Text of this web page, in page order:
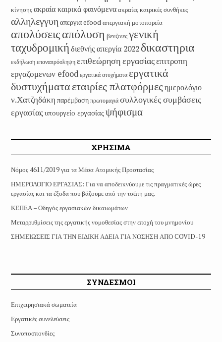
κίνησηςακραία καιρικά φαινόμεναακραίες καιρικές συνθήκες
αλληλεγγυη απεργια efood απεργιακή μοτοπορεία
απολύσειςαπόλυση βενζινεςγενική
ταχυδρομική διεθνής απεργία 2022 δικαστηρια
εκδήλωση επαναπρόσληψη επιθεώρηση εργασίαςεπιτροπη
εργαζομενων efood εργατικά ατυχήματα εργατικά
δυστυχήματαεταιρίες πλατφόρμες ημερολόγιο
ν.Χατζηδάκη παρέμβαση πρωτομαγιά συλλογικές συμβάσεις
εργασίαςυπουργείο εργασίαςψήφισμα
ΧΡΗΣΙΜΑ
Νόμος 4611/2019 για τα Μέσα Ατομικής Προστασίας
ΗΜΕΡΟΛΟΓΙΟ ΕΡΓΑΣΙΑΣ: Για να αποδεικνύουμε τις πραγματικές ώρες
εργασίας και τα έξοδα που βάζουμε από την τσέπη μας.
ΚΕΠΕΑ – Οδηγός εργασιακών δικαιωμάτων
Μεταρρυθμίσεις της εργατικής νομοθεσίας στην εποχή του μνημονίου
ΣΗΜΕΙΩΣΕΙΣ ΓΙΑ ΤΗΝ ΕΙΔΙΚΗ ΑΔΕΙΑ ΓΙΑ ΝΟΣΗΣΗ ΑΠΟ COVID-19
ΣΥΝΔΕΣΜΟΙ
Επιχειρησιακά σωματεία
Εργατικές συνελεύσεις
Συνοποσπονδίες